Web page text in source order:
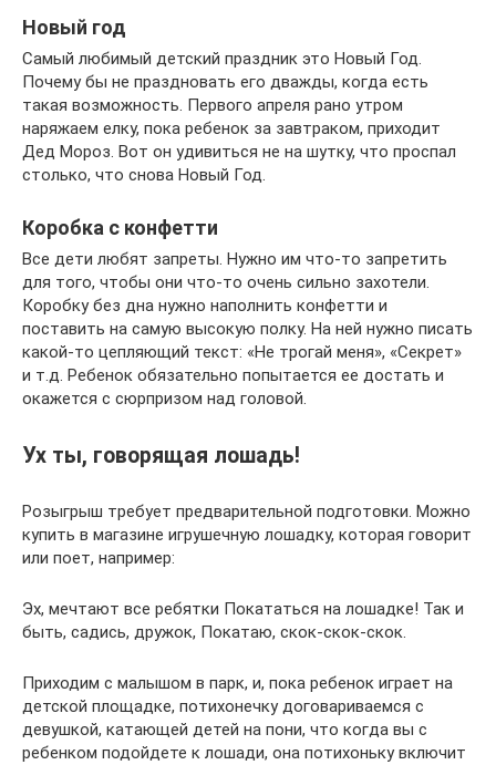
Новый год
Самый любимый детский праздник это Новый Год.
Почему бы не праздновать его дважды, когда есть
такая возможность. Первого апреля рано утром
наряжаем елку, пока ребенок за завтраком, приходит
Дед Мороз. Вот он удивиться не на шутку, что проспал
столько, что снова Новый Год.
Коробка с конфетти
Все дети любят запреты. Нужно им что-то запретить
для того, чтобы они что-то очень сильно захотели.
Коробку без дна нужно наполнить конфетти и
поставить на самую высокую полку. На ней нужно писать
какой-то цепляющий текст: «Не трогай меня», «Секрет»
и т.д. Ребенок обязательно попытается ее достать и
окажется с сюрпризом над головой.
Ух ты, говорящая лошадь!
Розыгрыш требует предварительной подготовки. Можно
купить в магазине игрушечную лошадку, которая говорит
или поет, например:
Эх, мечтают все ребятки Покататься на лошадке! Так и
быть, садись, дружок, Покатаю, скок-скок-скок.
Приходим с малышом в парк, и, пока ребенок играет на
детской площадке, потихонечку договариваемся с
девушкой, катающей детей на пони, что когда вы с
ребенком подойдете к лошади, она потихоньку включит